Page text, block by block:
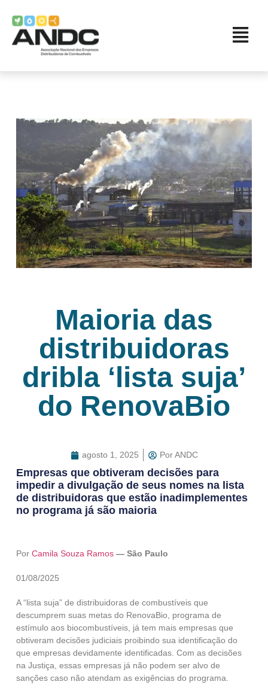
Maioria das
distribuidoras
dribla ‘lista suja’
do RenovaBio
agosto 1, 2025 PorANDC
Empresas que obtiveram decisões para
impedir a divulgação de seus nomes na lista
de distribuidoras que estão inadimplementes
no programa já são maioria
Por Camila Souza Ramos — São Paulo
01/08/2025
A “lista suja” de distribuidoras de combustíveis que
descumprem suas metas do RenovaBio, programa de
estímulo aos biocombustíveis, já tem mais empresas que
obtiveram decisões judiciais proibindo sua identificação do
que empresas devidamente identificadas. Com as decisões
na Justiça, essas empresas já não podem ser alvo de
sanções caso não atendam as exigências do programa.